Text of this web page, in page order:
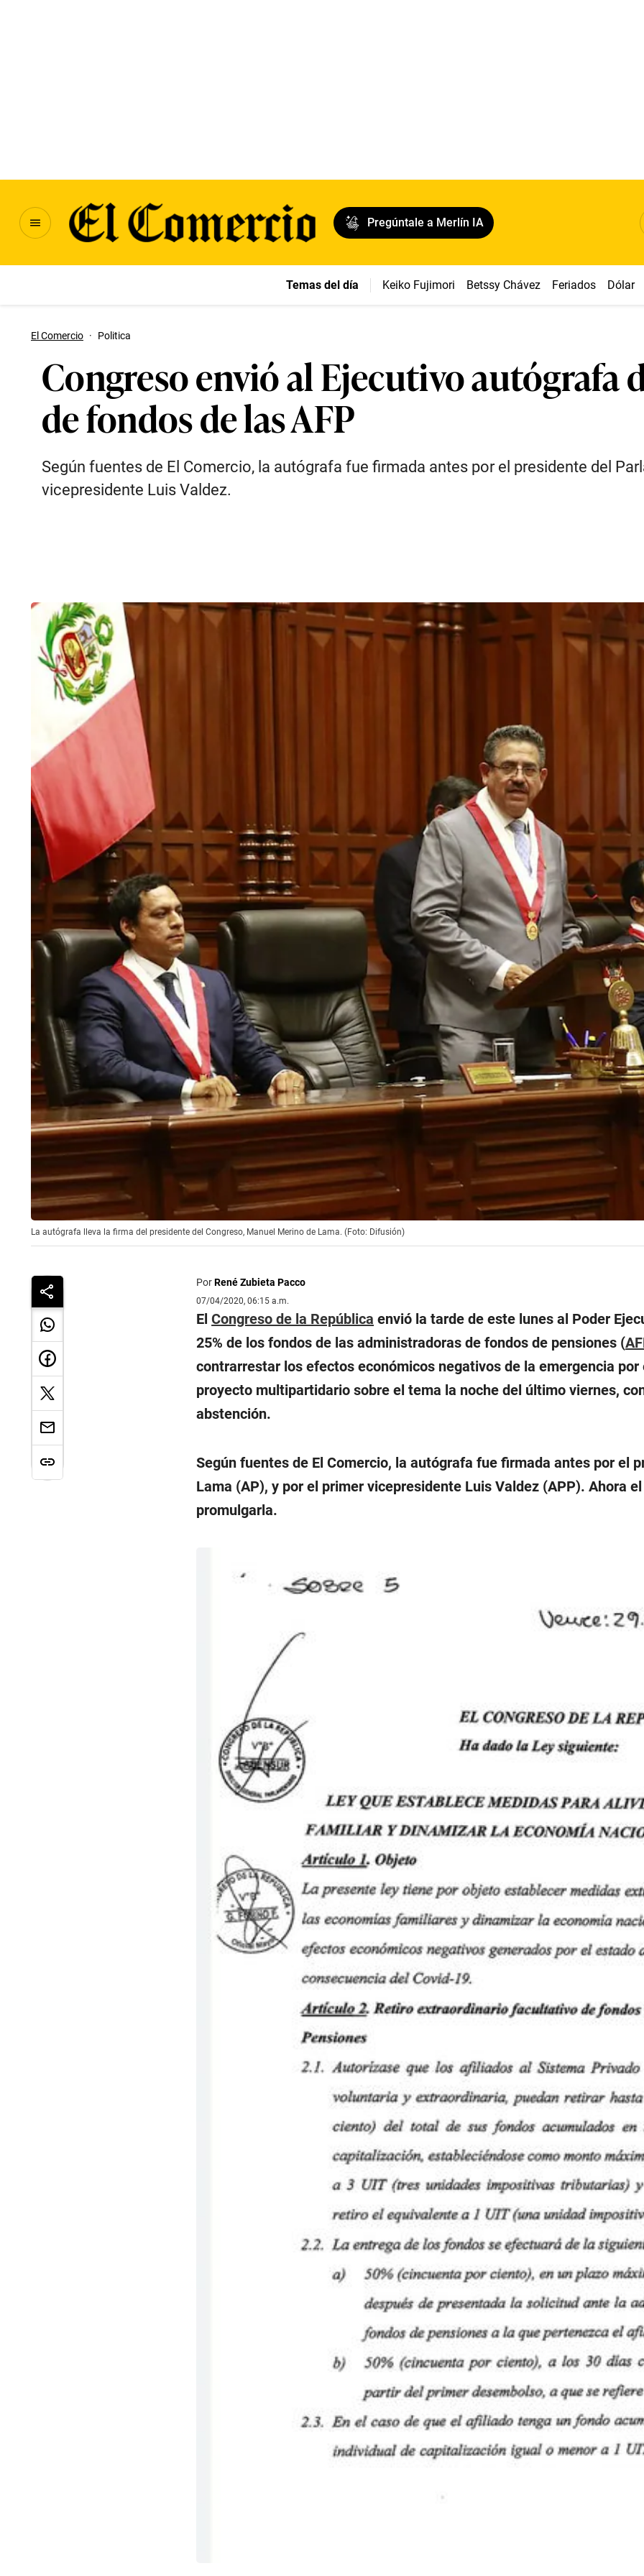
Pregúntale a Merlín IA
Temas del día Keiko Fujimori Betssy Chávez Feriados Dólar
El Comercio · Politica
Congreso envió al Ejecutivo autógrafa
de fondos de las AFP
Según fuentes de El Comercio, la autógrafa fue firmada antes por el presidente del
vicepresidente Luis Valdez.
La autógrafa lleva la firma del presidente del Congreso, Manuel Merino de Lama. (Foto: Difusión)
PorRené Zubieta Pacco
07/04/2020, 06:15 a.m.
ElCongreso de la República envió la tarde de este lunes al Poder
25% de los fondos de las administradoras de fondos de pensiones (
contrarrestar los efectos económicos negativos de la emergencia
proyecto multipartidario sobre el tema la noche del último viernes,
abstención.
Según fuentes de El Comercio, la autógrafa fue firmada antes por el
Lama (AP), y por el primer vicepresidente Luis Valdez (APP). Ahora
promulgarla.